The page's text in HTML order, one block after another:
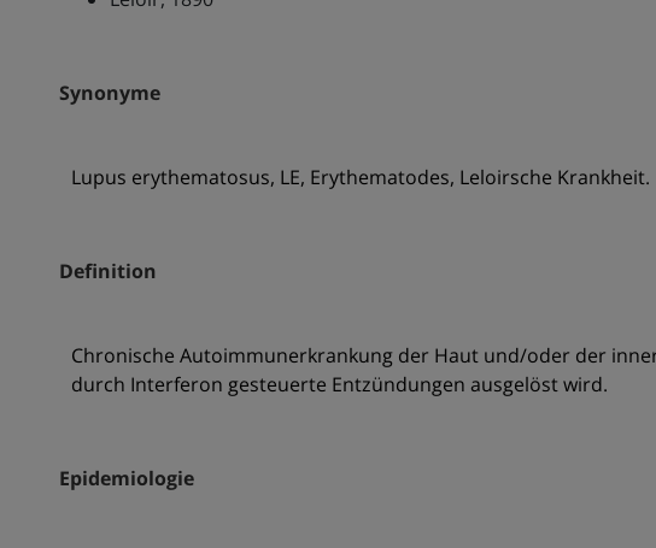
Synonyme
Lupus erythematosus, LE, Erythematodes, Leloirsche Krankheit.
Definition
Chronische Autoimmunerkrankung der Haut und/oder der
durch Interferon gesteuerte Entzündungen ausgelöst wird.
Epidemiologie